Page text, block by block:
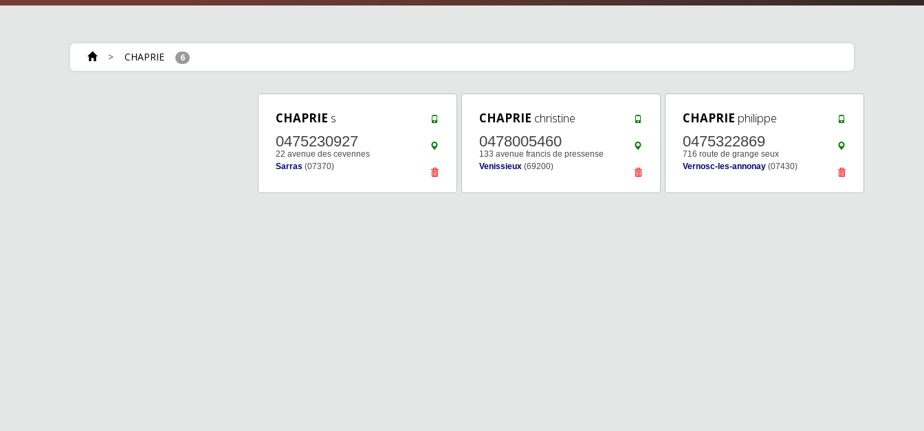
> CHAPRIE 6
CHAPRIE s
0475230927
22 avenue des cevennes
Sarras (07370)
CHAPRIE christine
0478005460
133 avenue francis de pressense
Venissieux (69200)
CHAPRIE philippe
0475322869
716 route de grange seux
Vernosc-les-annonay (07430)